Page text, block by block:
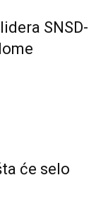
SNSD-
će selo